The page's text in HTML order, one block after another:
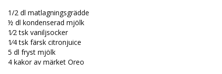
1/2 dl matlagningsgrädde
½ dl kondenserad mjölk
1⁄2 tsk vaniljsocker
1⁄4 tsk färsk citronjuice
5 dl fryst mjölk
4 kakor av märket Oreo